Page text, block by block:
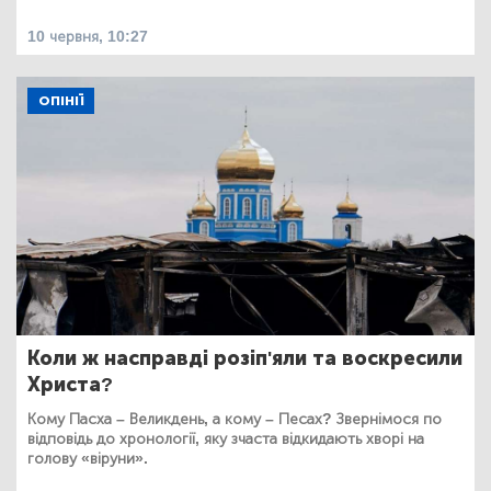
10 червня, 10:27
ОПІНІЇ
Коли ж насправді розіп'яли та воскресили
Христа?
Кому Пасха – Великдень, а кому – Песах? Звернімося по
відповідь до хронології, яку зчаста відкидають хворі на
голову «віруни».